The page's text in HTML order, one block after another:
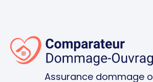
Assurance dommage